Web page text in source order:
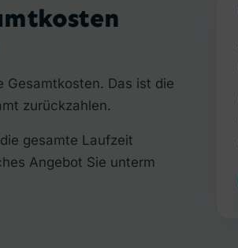
Gesamtkosten. Das ist die
zurückzahlen.
gesamte Laufzeit
Angebot Sie unterm